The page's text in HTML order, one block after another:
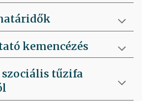
kemencézés
tűzifa